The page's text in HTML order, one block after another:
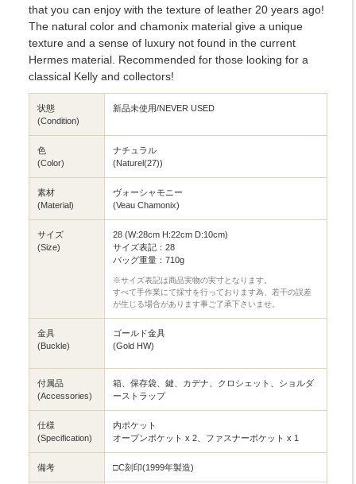
that you can enjoy with the texture of leather 20 years ago!
The natural color and chamonix material give a unique
texture and a sense of luxury not found in the current
Hermes material. Recommended for those looking for a
classical Kelly and collectors!
状態
(Condition)
新品未使用/NEVER USED
色
(Color)
ナチュラル
(Naturel(27))
素材
(Material)
ヴォーシャモニー
(Veau Chamonix)
サイズ
(Size)
28 (W:28cm H:22cm D:10cm)
サイズ表記：28
バッグ重量：710g
※サイズ表記は商品実物の実寸となります。
すべて手作業にて採寸を行っております為、若干の誤差
が生じる場合があります事ご了承下さいませ。
金具
(Buckle)
ゴールド金具
(Gold HW)
付属品
(Accessories)
箱、保存袋、鍵、カデナ、クロシェット、ショルダ
ーストラップ
仕様
(Specification)
内ポケット
オープンポケット x 2、ファスナーポケット x 1
備考 □C刻印(1999年製造)